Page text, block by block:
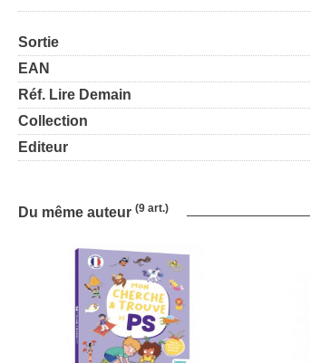
Sortie
EAN
Réf. Lire Demain
Collection
Editeur
Du même auteur (9 art.)